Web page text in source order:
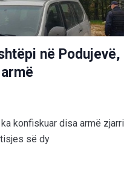
në Podujevë,
konfiskuar disa armë
së dy